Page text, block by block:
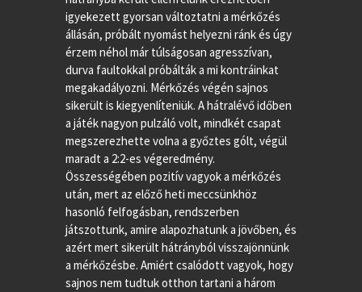
igyekezett gyorsan változtatni a mérkőzés
állásán, próbált nyomást helyezni ránk és úgy
érzem néhol már túlságosan agresszívan,
durva faultokkal próbálták a mi kontráinkat
megakadályozni. Mérkőzés végén sajnos
sikerült is kiegyenlíteniük. A hátralévő időben
a játék nagyon pulzáló volt, mindkét csapat
megszerezhette volna a győztes gólt, végül
maradt a 2:2-es végeredmény.
Összességében pozitív vagyok a mérkőzés
után, mert az előző heti meccsünkhöz
hasonló felfogásban, rendszerben
játszottunk, amire alapozhatunk a jövőben, és
azért mert sikerült hátrányból visszajönnünk
a mérkőzésbe. Amiért csalódott vagyok, hogy
sajnos nem tudtuk otthon tartani a három